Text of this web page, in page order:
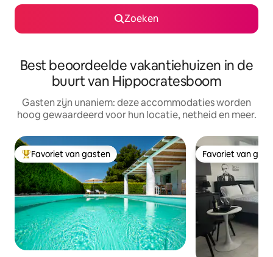
Zoeken
Best beoordeelde vakantiehuizen in de
buurt van Hippocratesboom
Gasten zijn unaniem: deze accommodaties worden
hoog gewaardeerd voor hun locatie, netheid en meer.
Topfavoriet van gasten
Favoriet van gasten Favoriet van
Favoriet van